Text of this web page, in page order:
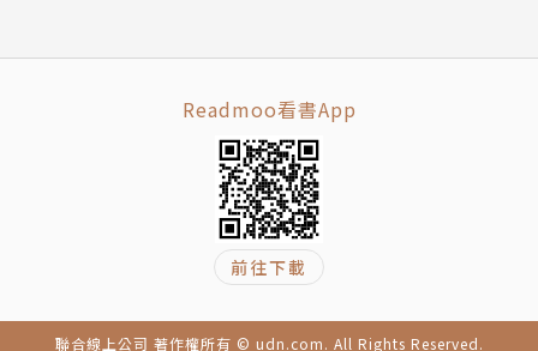
Readmoo看書App
前往下載
聯合線上公司 著作權所有 © udn.com. All Rights Reserved.